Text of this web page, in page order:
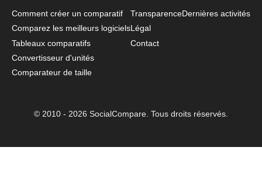
Comment créer un comparatif
Comparez les meilleurs logiciels
Tableaux comparatifs
Convertisseur d'unités
Comparateur de taille
Transparence
Légal
Contact
Dernières activités
© 2010 - 2026 SocialCompare. Tous droits réservés.